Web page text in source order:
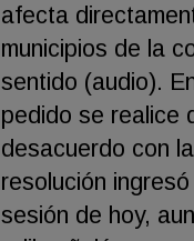
afecta
municipios de la
sentido (audio).
pedido se realice
desacuerdo con
resolución
sesión de hoy,